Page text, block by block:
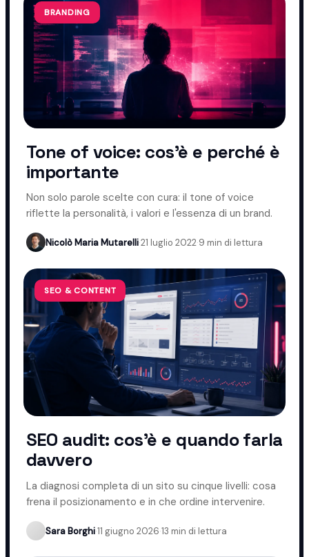
BRANDING
Tone of voice: cos'è e perché è
importante
Non solo parole scelte con cura: il tone of voice
riflette la personalità, i valori e l'essenza di un brand.
Nicolò Maria Mutarelli·21 luglio 2022·9 min di lettura
SEO & CONTENT
SEO audit: cos'è e quando farla
davvero
La diagnosi completa di un sito su cinque livelli: cosa
frena il posizionamento e in che ordine intervenire.
Sara Borghi·11 giugno 2026·13 min di lettura